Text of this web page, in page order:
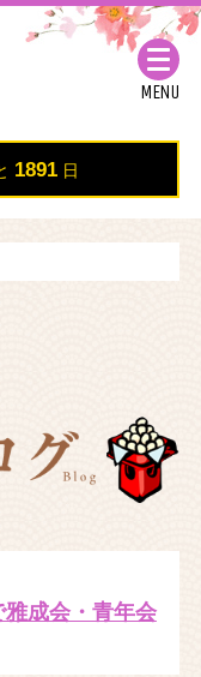
MENU
1891 日
成会・青年会